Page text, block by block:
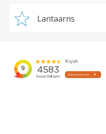
Lantaarns